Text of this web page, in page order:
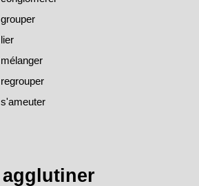
grouper
lier
mélanger
regrouper
s'ameuter
agglutiner